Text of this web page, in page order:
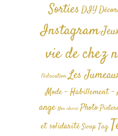
SortiesDIY
Instagram
vie de chez
l'éducation Les
Mode - Habillement -
ange Non classé Photo
et solidarité Swap Tag